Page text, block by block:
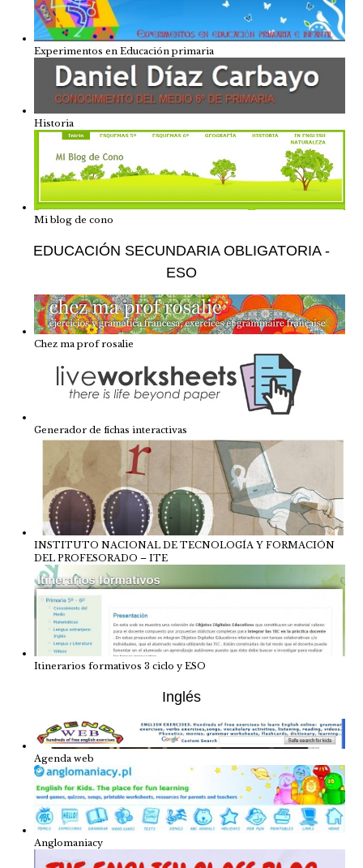
Experimentos en Educación primaria
Historia
Mi blog de cono
EDUCACIÓN SECUNDARIA OBLIGATORIA -
ESO
Chez ma prof rosalie
Generador de fichas interactivas
INSTITUTO NACIONAL DE TECNOLOGÍA Y FORMACIÓN
DEL PROFESORADO – ITE
Itinerarios formativos 3 ciclo y ESO
Inglés
Agenda web
Anglomaniacy